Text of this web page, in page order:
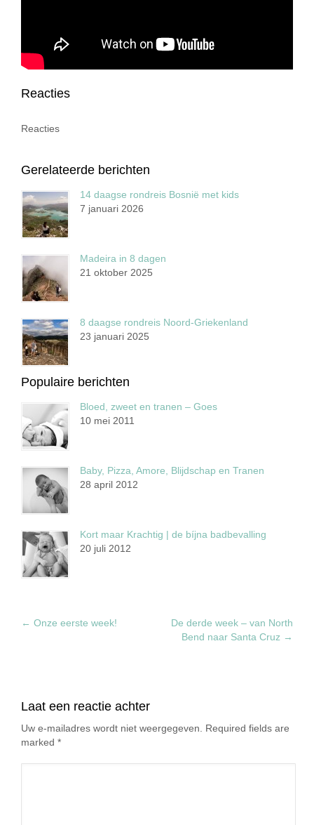
Reacties
Reacties
Gerelateerde berichten
14 daagse rondreis Bosnië met kids
7 januari 2026
Madeira in 8 dagen
21 oktober 2025
8 daagse rondreis Noord-Griekenland
23 januari 2025
Populaire berichten
Bloed, zweet en tranen – Goes
10 mei 2011
Baby, Pizza, Amore, Blijdschap en Tranen
28 april 2012
Kort maar Krachtig | de bíjna badbevalling
20 juli 2012
← Onze eerste week!
De derde week – van North
Bend naar Santa Cruz →
Laat een reactie achter
Uw e-mailadres wordt niet weergegeven. Required fields are
marked *